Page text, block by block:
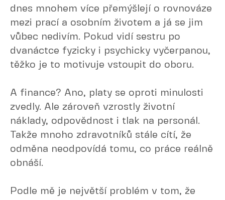
dnes mnohem více přemýšlejí o rovnováze
mezi prací a osobním životem a já se jim
vůbec nedivím. Pokud vidí sestru po
dvanáctce fyzicky i psychicky vyčerpanou,
těžko je to motivuje vstoupit do oboru.
A finance? Ano, platy se oproti minulosti
zvedly. Ale zároveň vzrostly životní
náklady, odpovědnost i tlak na personál.
Takže mnoho zdravotníků stále cítí, že
odměna neodpovídá tomu, co práce reálně
obnáší.
Podle mě je největší problém v tom, že